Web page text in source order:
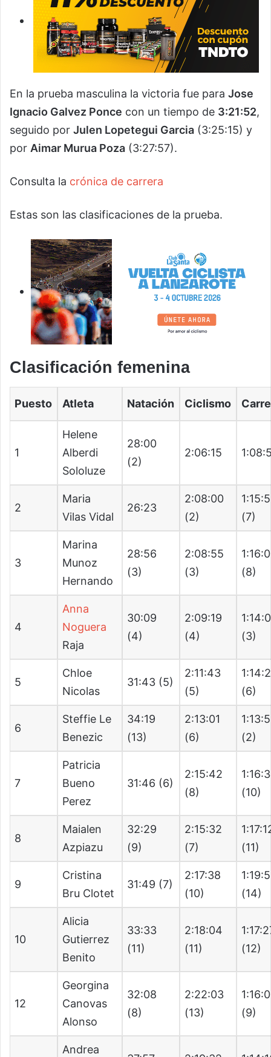
En la prueba masculina la victoria fue para Jose
Ignacio Galvez Ponce con un tiempo de 3:21:52,
seguido por Julen Lopetegui Garcia (3:25:15) y
por Aimar Murua Poza (3:27:57).
Consulta la crónica de carrera
Estas son las clasificaciones de la prueba.
Clasificación femenina
Puesto Atleta Natación Ciclismo
1
Helene
Alberdi
Sololuze
28:00
(2)
2:06:15
2
Maria
Vilas Vidal
26:23
2:08:00
(2)
(7)
3
Marina
Munoz
Hernando
28:56
(3)
2:08:55
(3)
(8)
4
Anna
Noguera
Raja
30:09
(4)
2:09:19
(4)
(3)
5
Chloe
Nicolas
31:43 (5)
2:11:43
(5)
(6)
6
Steffie Le
Benezic
34:19
(13)
2:13:01
(6)
(2)
7
Patricia
Bueno
Perez
31:46 (6)
2:15:42
(8)
(10)
8
Maialen
Azpiazu
32:29
(9)
2:15:32
(7)
(11)
9
Cristina
Bru Clotet
31:49 (7)
2:17:38
(10)
(14)
10
Alicia
Gutierrez
Benito
33:33
(11)
2:18:04
(11)
(12)
12
Georgina
Canovas
Alonso
32:08
(8)
2:22:03
(13)
(9)
Andrea